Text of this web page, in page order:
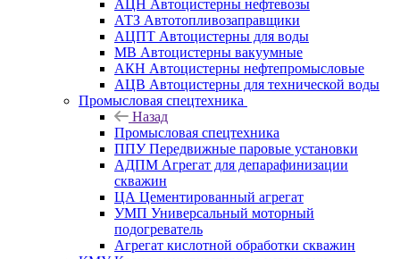
АЦН Автоцистерны нефтевозы
АТЗ Автотопливозаправщики
АЦПТ Автоцистерны для воды
МВ Автоцистерны вакуумные
АКН Автоцистерны нефтепромысловые
АЦВ Автоцистерны для технической воды
Промысловая спецтехника
Назад
Промысловая спецтехника
ППУ Передвижные паровые установки
АДПМ Агрегат для депарафинизации
скважин
ЦА Цементированный агрегат
УМП Универсальный моторный
подогреватель
Агрегат кислотной обработки скважин